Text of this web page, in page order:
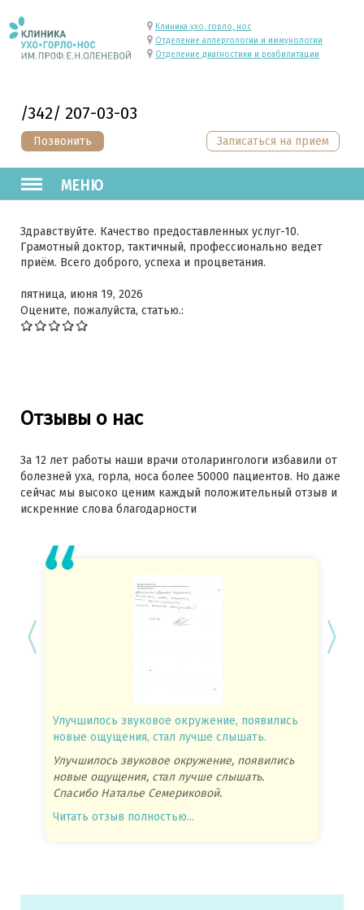
/342/ 207-03-03
Позвонить
Клиника ухо, горло, нос
Отделение аллергологии и иммунологии
Отделение диагностики и реабилитации
МЕНЮ
Записаться на прием
Здравствуйте. Качество предоставленных услуг-10.
Грамотный доктор, тактичный, профессионально ведет
приём. Всего доброго, успеха и процветания.
пятница, июня 19, 2026
Оцените, пожалуйста, статью.:
Отзывы о нас
За 12 лет работы наши врачи отоларингологи избавили от
болезней уха, горла, носа более 50000 пациентов. Но даже
сейчас мы высоко ценим каждый положительный отзыв и
искренние слова благодарности
Улучшилось звуковое окружение, появились
новые ощущения, стал лучше слышать.
Улучшилось звуковое окружение, появились
новые ощущения, стал лучше слышать.
Спасибо Наталье Семериковой.
Читать отзыв полностью...